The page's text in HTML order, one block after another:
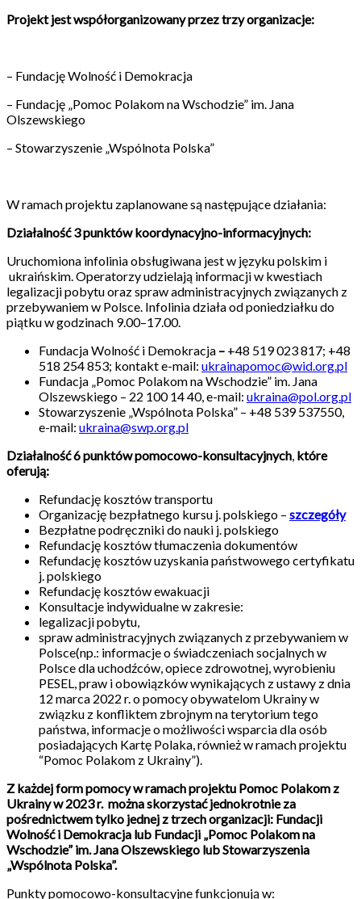
Projekt jest współorganizowany przez trzy organizacje:
– Fundację Wolność i Demokracja
– Fundację „Pomoc Polakom na Wschodzie” im. Jana
Olszewskiego
– Stowarzyszenie „Wspólnota Polska”
W ramach projektu zaplanowane są następujące działania:
Działalność 3 punktów koordynacyjno-informacyjnych:
Uruchomiona infolinia obsługiwana jest w języku polskim i
ukraińskim. Operatorzy udzielają informacji w kwestiach
legalizacji pobytu oraz spraw administracyjnych związanych z
przebywaniem w Polsce. Infolinia działa od poniedziałku do
piątku w godzinach 9.00–17.00.
Fundacja Wolność i Demokracja – +48 519 023 817; +48
518 254 853; kontakt e-mail: ukrainapomoc@wid.org.pl
Fundacja „Pomoc Polakom na Wschodzie” im. Jana
Olszewskiego – 22 100 14 40, e-mail: ukraina@pol.org.pl
Stowarzyszenie „Wspólnota Polska” – +48 539 537550,
e-mail: ukraina@swp.org.pl
Działalność6 punktów pomocowo-konsultacyjnych, które
oferują:
Refundację kosztów transportu
Organizację bezpłatnego kursu j. polskiego – szczegóły
Bezpłatne podręczniki do nauki j. polskiego
Refundację kosztów tłumaczenia dokumentów
Refundację kosztów uzyskania państwowego certyfikatu
j. polskiego
Refundację kosztów ewakuacji
Konsultacje indywidualne w zakresie:
legalizacji pobytu,
spraw administracyjnych związanych z przebywaniem w
Polsce(np.: informacje o świadczeniach socjalnych w
Polsce dla uchodźców, opiece zdrowotnej, wyrobieniu
PESEL, praw i obowiązków wynikających z ustawy z dnia
12 marca 2022 r. o pomocy obywatelom Ukrainy w
związku z konfliktem zbrojnym na terytorium tego
państwa, informacje o możliwości wsparcia dla osób
posiadających Kartę Polaka, również w ramach projektu
“Pomoc Polakom z Ukrainy”).
Z każdej form pomocy w ramach projektu Pomoc Polakom z
Ukrainy w 2023 r. można skorzystać jednokrotnie za
pośrednictwem tylko jednej z trzech organizacji: Fundacji
Wolność i Demokracja lub Fundacji „Pomoc Polakom na
Wschodzie” im. Jana Olszewskiego lub Stowarzyszenia
„Wspólnota Polska”.
Punkty pomocowo-konsultacyjne funkcjonują w: